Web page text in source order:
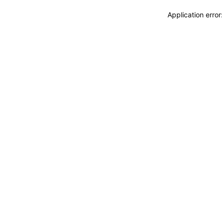
Application